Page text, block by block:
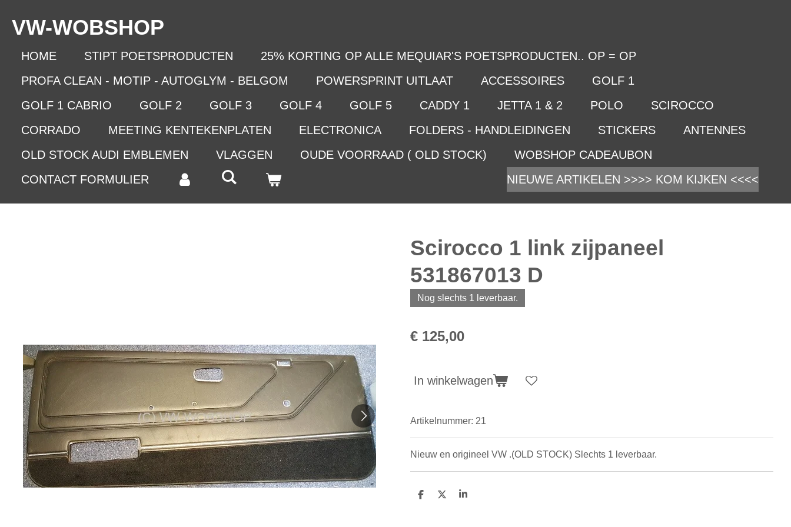
direct
VW-WOBSHOP
HOME STIPT POETSPRODUCTEN
25% KORTING OP ALLE MEQUIAR'S POETSPRODUCTEN.. OP = OP
PROFA CLEAN - MOTIP - AUTOGLYM - BELGOM
POWERSPRINT UITLAAT ACCESSOIRES
GOLF 1
GOLF 1 CABRIO
GOLF 2 GOLF 3 GOLF 4 GOLF 5 CADDY 1 JETTA 1 & 2 POLO
SCIROCCO
CORRADO
MEETING KENTEKENPLATEN ELECTRONICA FOLDERS - HANDLEIDINGEN STICKERS
ANTENNES
OLD STOCK AUDI EMBLEMEN
VLAGGEN OUDE VOORRAAD ( OLD STOCK)
WOBSHOP CADEAUBON
CONTACT FORMULIER
NIEUWE ARTIKELEN >>>> KOM KIJKEN <<<<
Scirocco 1 link zijpaneel
531867013 D
Nog slechts 1 leverbaar.
€ 125,00
In winkelwagen
Artikelnummer: 21
Nieuw en origineel VW .(OLD STOCK) Slechts 1 leverbaar.
D
D
S